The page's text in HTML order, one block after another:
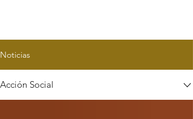
Noticias
Acción Social